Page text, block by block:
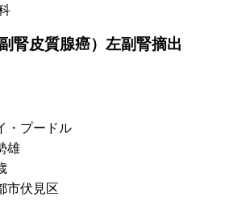
腎皮質腺癌）左副腎摘出
・プードル
雄
市伏見区